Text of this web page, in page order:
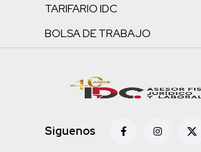
TARIFARIO IDC
BOLSA DE TRABAJO
Siguenos